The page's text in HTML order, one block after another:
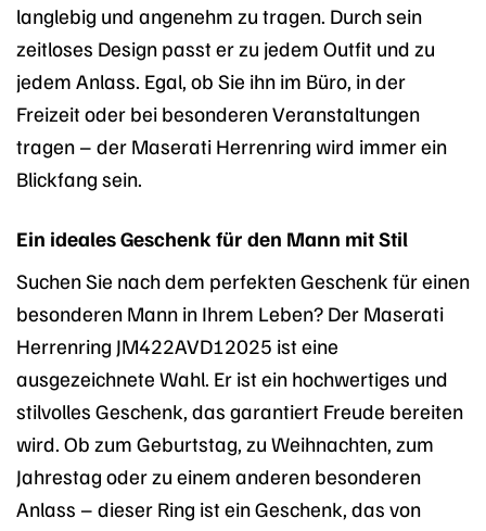
langlebig und angenehm zu tragen. Durch sein
zeitloses Design passt er zu jedem Outfit und zu
jedem Anlass. Egal, ob Sie ihn im Büro, in der
Freizeit oder bei besonderen Veranstaltungen
tragen – der Maserati Herrenring wird immer ein
Blickfang sein.
Ein ideales Geschenk für den Mann mit Stil
Suchen Sie nach dem perfekten Geschenk für einen
besonderen Mann in Ihrem Leben? Der Maserati
Herrenring JM422AVD12025 ist eine
ausgezeichnete Wahl. Er ist ein hochwertiges und
stilvolles Geschenk, das garantiert Freude bereiten
wird. Ob zum Geburtstag, zu Weihnachten, zum
Jahrestag oder zu einem anderen besonderen
Anlass – dieser Ring ist ein Geschenk, das von